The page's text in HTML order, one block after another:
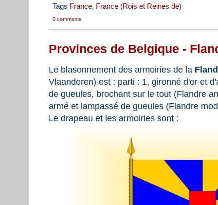
Tags France, France (Rois et Reines de)
0 comments
Provinces de Belgique -
Le blasonnement des armoiries de la
Vlaanderen) est : parti : 1, gironné d'or et
de gueules, brochant sur le tout (Flandre
armé et lampassé de gueules (Flandre
Le drapeau et les armoiries sont :